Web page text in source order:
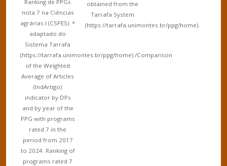
Ranking de PPGs
nota 7 na Ciências
agrárias I (CSPES). *
adaptado do
Sistema Tarrafa
(https://tarrafa.unimontes.br/ppg/home)./Comparison
of the Weighted
Average of Articles
(IndArtigo)
indicator by DPs
and by year of the
PPG with programs
rated 7 in the
period from 2017
to 2024. Ranking of
programs rated 7
obtained from the
Tarrafa System
(https://tarrafa.unimontes.br/ppg/home).